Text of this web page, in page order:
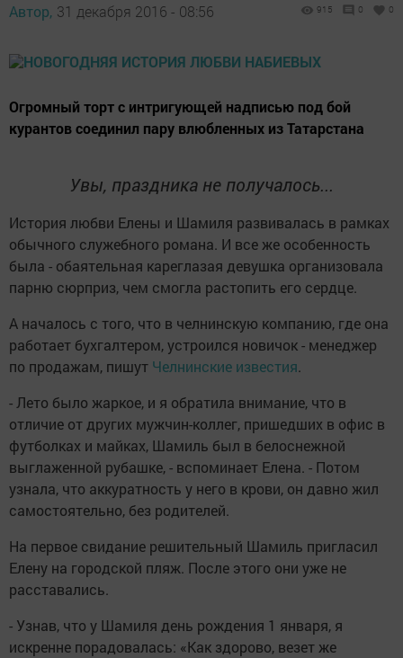
Автор, 31 декабря 2016 - 08:56 915 0 0
Огромный торт с интригующей надписью под бой
курантов соединил пару влюбленных из Татарстана
Увы, праздника не получалось...
История любви Елены и Шамиля развивалась в рамках
обычного служебного романа. И все же особенность
была - обаятельная кареглазая девушка организовала
парню сюрприз, чем смогла растопить его сердце.
А началось с того, что в челнинскую компанию, где она
работает бухгалтером, устроился новичок - менеджер
по продажам, пишут Челнинские известия.
- Лето было жаркое, и я обратила внимание, что в
отличие от других мужчин-коллег, пришедших в офис в
футболках и майках, Шамиль был в белоснежной
выглаженной рубашке, - вспоминает Елена. - Потом
узнала, что аккуратность у него в крови, он давно жил
самостоятельно, без родителей.
На первое свидание решительный Шамиль пригласил
Елену на городской пляж. После этого они уже не
расставались.
- Узнав, что у Шамиля день рождения 1 января, я
искренне порадовалась: «Как здорово, везет же